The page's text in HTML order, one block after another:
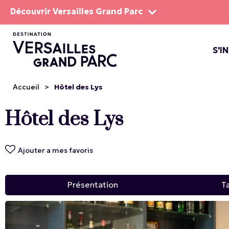
Découvrir Versailles Grand Parc
Accueil > Hôtel des Lys
Hôtel des Lys
Ajouter a mes favoris
Présentation